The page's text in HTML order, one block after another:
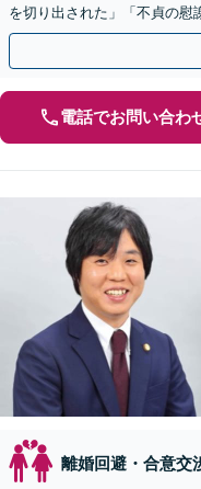
を切り出された」「不貞の慰
【リーズナブルな料金設定】
電話でお問い合わ
離婚回避・合意交